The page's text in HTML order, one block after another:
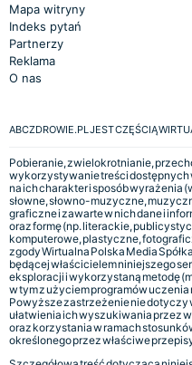
Mapa witryny
Indeks pytań
Partnerzy
Reklama
O nas
ABCZDROWIE.PL JEST CZĘŚCIĄ
Pobieranie, zwielokrotnianie,
wykorzystywanie treści dostępnych
na ich charakter i sposób wyrażenia
słowne, słowno-muzyczne,
graficzne i zawarte w nich dane i
oraz formę (np. literackie,
komputerowe, plastyczne,
zgody Wirtualna Polska Media
będącej właścicielem niniejszego
eksploracji i wykorzystaną metodę
w tym z użyciem programów
Powyższe zastrzeżenie nie
ułatwienia ich wyszukiwania przez
oraz korzystania w ramach
określonego przez właściwe